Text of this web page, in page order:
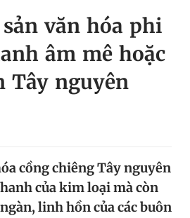
Magazine
văn hóa phi
âm mê hoặc
Tây nguyên
cồng chiêng Tây nguyên
của kim loại mà còn
linh hồn của các buôn